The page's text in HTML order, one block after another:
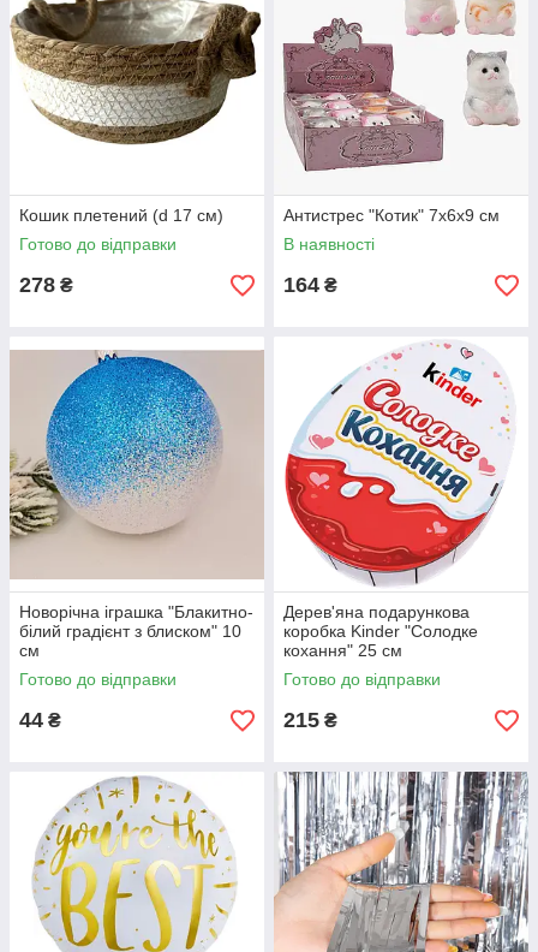
Кошик плетений (d 17 см)
Готово до відправки
278 ₴
Антистрес "Котик" 7х6х9 см
В наявності
164 ₴
Новорічна іграшка "Блакитно-
білий градієнт з блиском" 10
см
Готово до відправки
44 ₴
Дерев'яна подарункова
коробка Kinder "Солодке
кохання" 25 см
Готово до відправки
215 ₴